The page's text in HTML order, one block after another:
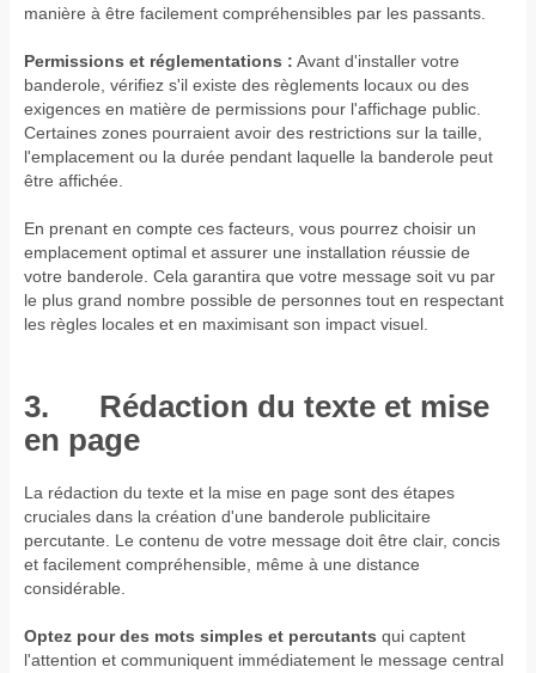
manière à être facilement compréhensibles par les passants.
Permissions et réglementations : Avant d'installer votre
banderole, vérifiez s'il existe des règlements locaux ou des
exigences en matière de permissions pour l'affichage public.
Certaines zones pourraient avoir des restrictions sur la taille,
l'emplacement ou la durée pendant laquelle la banderole peut
être affichée.
En prenant en compte ces facteurs, vous pourrez choisir un
emplacement optimal et assurer une installation réussie de
votre banderole. Cela garantira que votre message soit vu par
le plus grand nombre possible de personnes tout en respectant
les règles locales et en maximisant son impact visuel.
3. Rédaction du texte et mise
en page
La rédaction du texte et la mise en page sont des étapes
cruciales dans la création d'une banderole publicitaire
percutante. Le contenu de votre message doit être clair, concis
et facilement compréhensible, même à une distance
considérable.
Optez pour des mots simples et percutants qui captent
l'attention et communiquent immédiatement le message central